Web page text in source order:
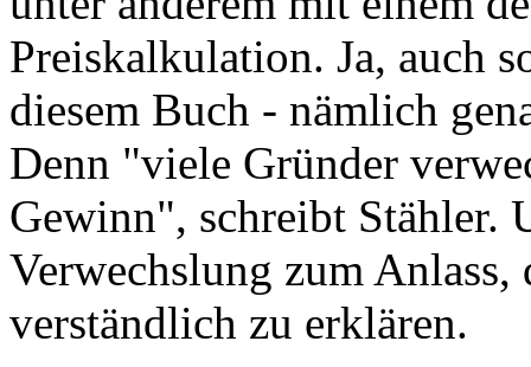
Preiskalkulation. Ja, auch
diesem Buch - nämlich
Denn "viele Gründer
Gewinn", schreibt Stähler.
Verwechslung zum
verständlich zu erklären.